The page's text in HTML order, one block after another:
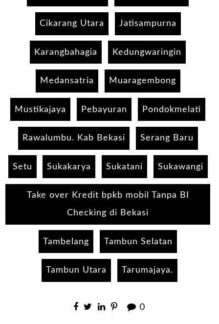
Cikarang Utara Jatisampurna
Karangbahagia Kedungwaringin
Medansatria Muaragembong
Mustikajaya Pebayuran Pondokmelati
Rawalumbu. Kab Bekasi Serang Baru
Setu Sukakarya Sukatani Sukawangi
Take over Kredit bpkb mobil Tanpa BI
Checking di Bekasi
Tambelang Tambun Selatan
Tambun Utara Tarumajaya.
0